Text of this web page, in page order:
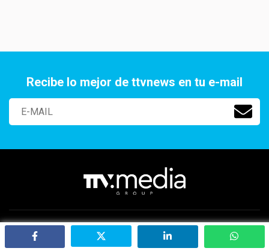
Recibe lo mejor de ttvnews en tu e-mail
Paraguay 2141 Of. 401, Aguada Park, Montevideo, Uruguay